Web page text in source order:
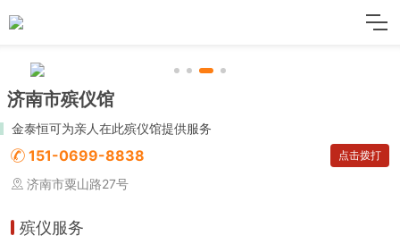
济南市殡仪馆
金泰恒可为亲人在此殡仪馆提供服务
151-0699-8838 点击拨打
济南市粟山路27号
殡仪服务